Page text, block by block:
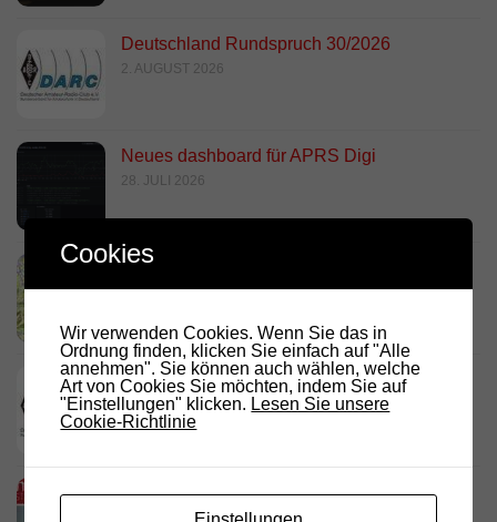
Deutschland Rundspruch 30/2026
2. AUGUST 2026
Neues dashboard für APRS Digi
28. JULI 2026
Link Südtirol Murnau Süd ändert QRG und
Standort
DARC Rundspruch 29/2026
23. JULI 2026
D.R.C. in den Medien – Meraner
Stadtanzeiger
Cookies
Wir verwenden Cookies. Wenn Sie das in
Ordnung finden, klicken Sie einfach auf "Alle
annehmen". Sie können auch wählen, welche
Art von Cookies Sie möchten, indem Sie auf
"Einstellungen" klicken. Lesen Sie unsere
Cookie-Richtlinie